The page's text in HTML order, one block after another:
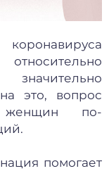
значительно
это, вопрос
женщин по-
помогает